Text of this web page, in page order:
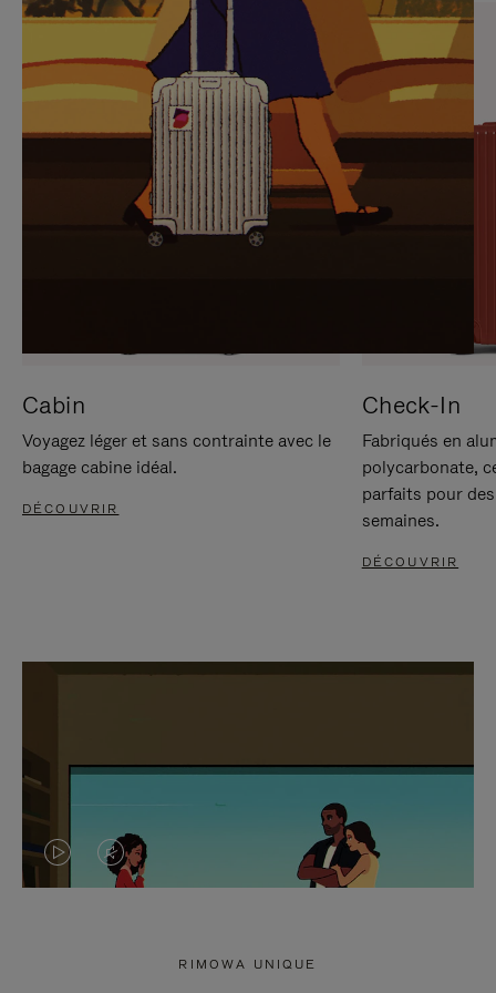
SUR
POUR
METTRE
PAUSE
VEUILLEZ
CLIQUER
POUR
RÉACTIVER
LE
SON
Cabin
Voyagez léger et sans contrainte avec le
bagage cabine idéal.
DÉCOUVRIR
Check-In
Fabriqués en
polycarbonate,
parfaits pour
semaines.
DÉCOUVRIR
LA LE
RIMOWA UNIQUE